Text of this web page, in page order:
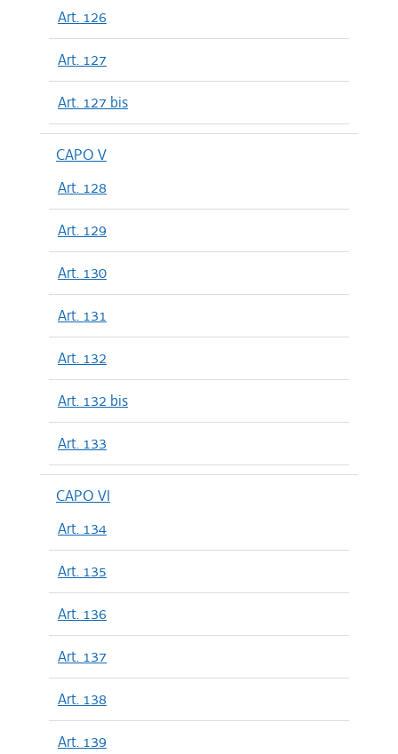
Art. 126
Art. 127
Art. 127 bis
CAPO V
Art. 128
Art. 129
Art. 130
Art. 131
Art. 132
Art. 132 bis
Art. 133
CAPO VI
Art. 134
Art. 135
Art. 136
Art. 137
Art. 138
Art. 139